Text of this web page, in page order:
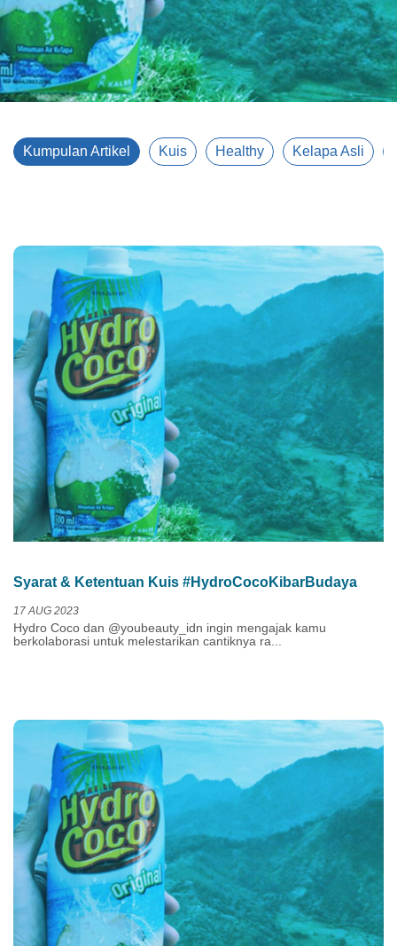
Kumpulan Artikel Kuis Healthy Kelapa Asli
Syarat & Ketentuan Kuis #HydroCocoKibarBudaya
17 AUG 2023
Hydro Coco dan @youbeauty_idn ingin mengajak kamu
berkolaborasi untuk melestarikan cantiknya ra...